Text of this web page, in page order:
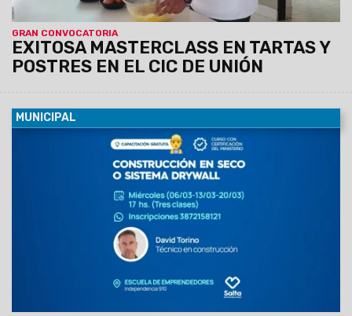
GRAN CONVOCATORIA
EXITOSA MASTERCLASS EN TARTAS Y
POSTRES EN EL CIC DE UNIÓN
MUNICIPAL
La capacitación es gratuita y consta de
cuatro módulos. Se realizará en la Escuela de
Emprendedores, Independencia 910, y estará a cargo del